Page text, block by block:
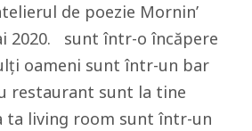
de poezie Mornin’
2020. sunt într-o încăpere
oameni sunt într-un bar
restaurant sunt la tine
ta living room sunt într-un